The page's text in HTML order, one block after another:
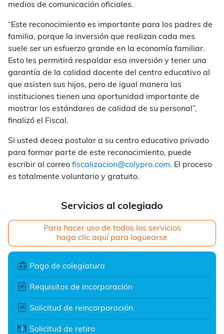
Servicios al colegiado
Para hacer uso de todos los servicios
haga clic aquí para loguearse
Pago de colegiatura
Requisitos de incorporación
Solicitud de reincorporación
Solicitud de retiro
medios de comunicación oficiales.
“Este reconocimiento es importante para los padres de
familia, porque la inversión que realizan cada mes
suele ser un esfuerzo grande en la economía familiar.
Esto les permitirá respaldar esa inversión y tener una
garantía de la calidad docente del centro educativo al
que asisten sus hijos, pero de igual manera las
instituciones tienen una oportunidad importante de
mostrar los estándares de calidad de su personal”,
finalizó el Fiscal.
Si usted desea postular a su centro educativo privado
para formar parte de este reconocimiento, puede
escribir al correo fiscalizacion@colypro.com. El proceso
es totalmente voluntario y gratuito.